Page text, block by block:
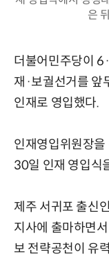
은
더불어민주당이
재·보궐선거를 앞
인재로 영입했다.
인재영입위원장
30일 인재 영입식
제주 서귀포 출신
지사에 출마하면
보 전략공천이 유